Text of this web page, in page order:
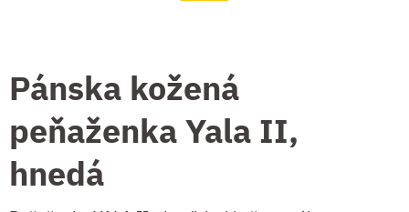
Pánska kožená
peňaženka Yala II,
hnedá